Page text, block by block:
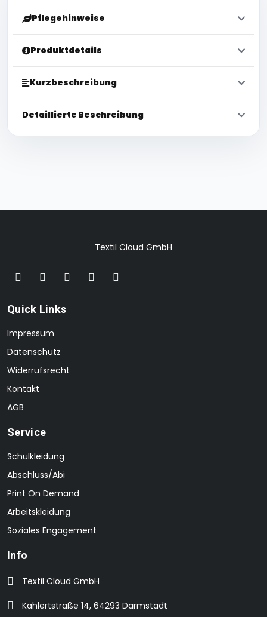
Pflegehinweise
Produktdetails
Kurzbeschreibung
Detaillierte Beschreibung
Textil Cloud GmbH
Quick Links
Impressum
Datenschutz
Widerrufsrecht
Kontakt
AGB
Service
Schulkleidung
Abschluss/Abi
Print On Demand
Arbeitskleidung
Soziales Engagement
Info
Textil Cloud GmbH
Kahlertstraße 14, 64293 Darmstadt